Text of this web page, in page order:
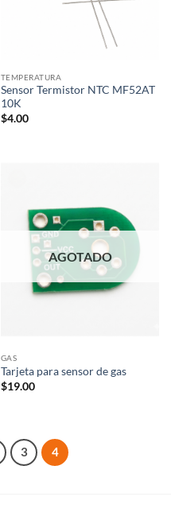
TEMPERATURA
Sensor Termistor NTC MF52AT
10K
$4.00
AGOTADO
GAS
Tarjeta para sensor de gas
$19.00
3 4